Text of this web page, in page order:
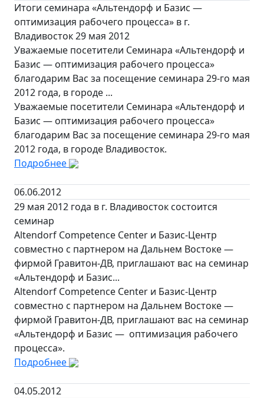
Итоги семинара «Альтендорф и Базис —
оптимизация рабочего процесса» в г.
Владивосток 29 мая 2012
Уважаемые посетители Семинара «Альтендорф и
Базис — оптимизация рабочего процесса»
благодарим Вас за посещение семинара 29-го мая
2012 года, в городе ...
Уважаемые посетители Семинара «Альтендорф и
Базис — оптимизация рабочего процесса»
благодарим Вас за посещение семинара 29-го мая
2012 года, в городе Владивосток.
Подробнее
06.06.2012
29 мая 2012 года в г. Владивосток состоится
семинар
Altendorf Competence Center и Базис-Центр
совместно с партнером на Дальнем Востоке —
фирмой Гравитон-ДВ, приглашают вас на семинар
«Альтендорф и Базис...
Altendorf Competence Center и Базис-Центр
совместно с партнером на Дальнем Востоке —
фирмой Гравитон-ДВ, приглашают вас на семинар
«Альтендорф и Базис — оптимизация рабочего
процесса».
Подробнее
04.05.2012